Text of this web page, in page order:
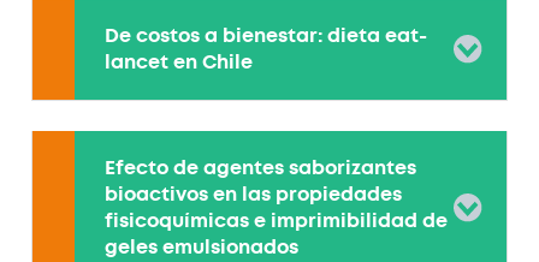
De costos a bienestar: dieta eat-
lancet en Chile
Efecto de agentes saborizantes
bioactivos en las propiedades
fisicoquímicas e imprimibilidad de
geles emulsionados